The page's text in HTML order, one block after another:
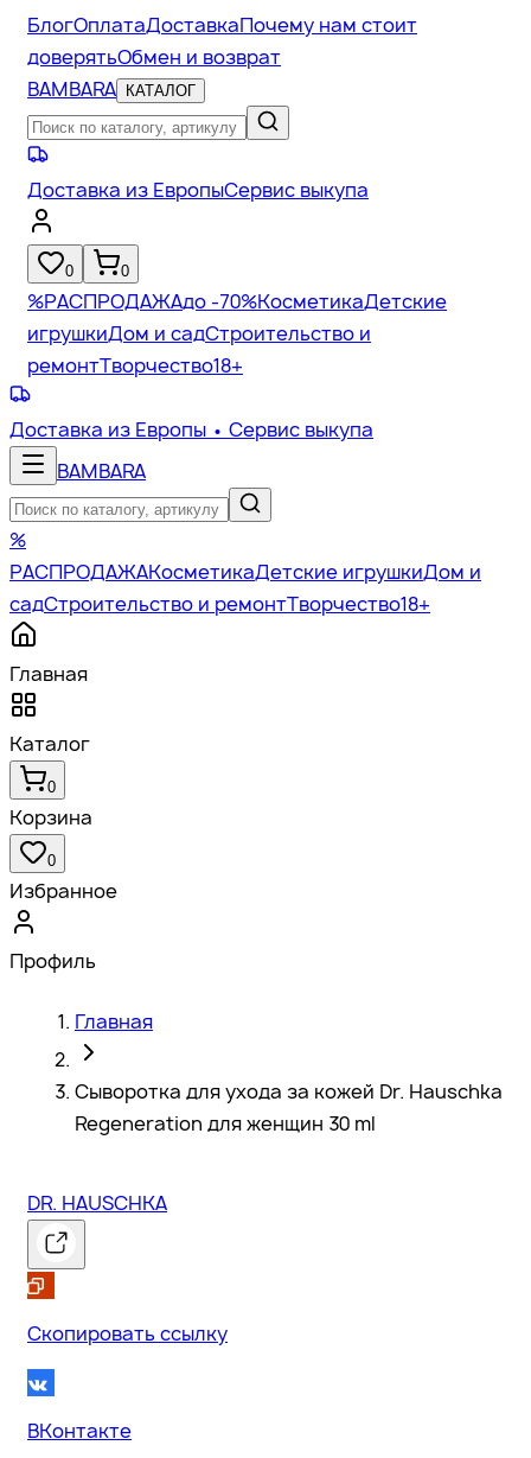
БлогОплатаДоставкаПочему нам стоит
доверятьОбмен и возврат
BAMBARA
КАТАЛОГ
Доставка из ЕвропыСервис выкупа
0 0
%РАСПРОДАЖАдо -70%КосметикаДетские
игрушкиДом и садСтроительство и
ремонтТворчество18+
Доставка из Европы • Сервис выкупа
BAMBARA
%
РАСПРОДАЖАКосметикаДетские игрушкиДом и
садСтроительство и ремонтТворчество18+
Главная
Каталог
0
Корзина
0
Избранное
Профиль
Главная
Сыворотка для ухода за кожей Dr. Hauschka
Regeneration для женщин 30 ml
DR. HAUSCHKA
Скопировать ссылку
ВКонтакте